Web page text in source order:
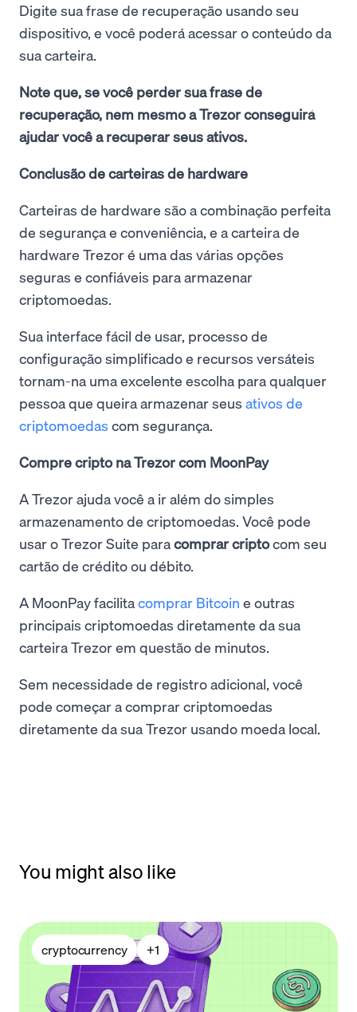
Digite sua frase de recuperação usando seu
dispositivo, e você poderá acessar o conteúdo da
sua carteira.
Note que, se você perder sua frase de
recuperação, nem mesmo a Trezor conseguirá
ajudar você a recuperar seus ativos.
Conclusão de carteiras de hardware
Carteiras de hardware são a combinação perfeita
de segurança e conveniência, e a carteira de
hardware Trezor é uma das várias opções
seguras e confiáveis para armazenar
criptomoedas.
Sua interface fácil de usar, processo de
configuração simplificado e recursos versáteis
tornam-na uma excelente escolha para qualquer
pessoa que queira armazenar seus ativos de
criptomoedas com segurança.
Compre cripto na Trezor com MoonPay
A Trezor ajuda você a ir além do simples
armazenamento de criptomoedas. Você pode
usar o Trezor Suite paracomprar criptocom seu
cartão de crédito ou débito.
A MoonPay facilitacomprar Bitcoin e outras
principais criptomoedas diretamente da sua
carteira Trezor em questão de minutos.
Sem necessidade de registro adicional, você
pode começar a comprar criptomoedas
diretamente da sua Trezor usando moeda local.
You might also like
cryptocurrency +1